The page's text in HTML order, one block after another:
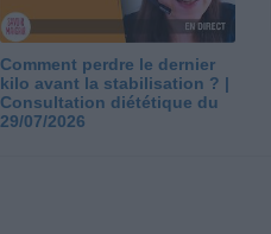
Comment perdre le dernier
kilo avant la stabilisation ? |
Consultation diététique du
29/07/2026